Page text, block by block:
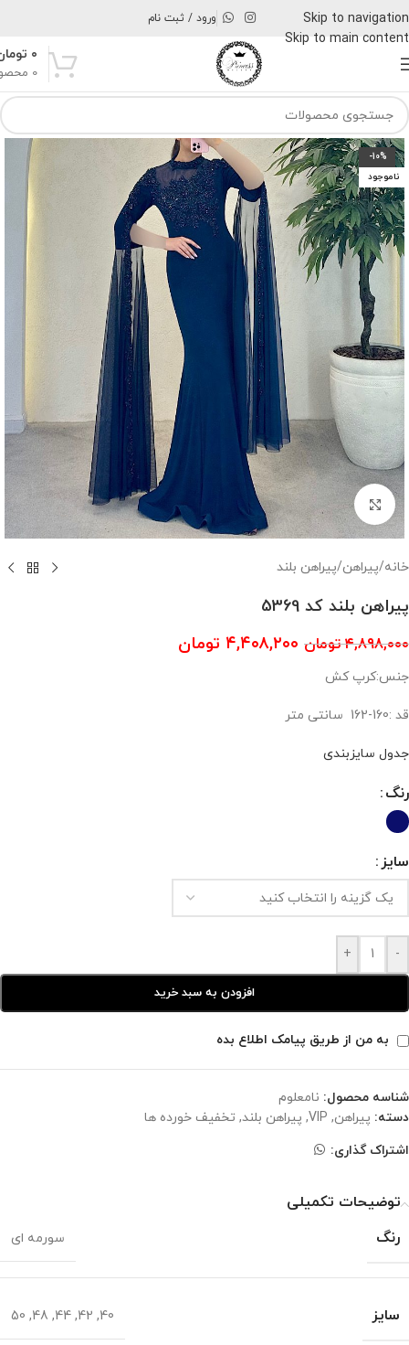
Skip to navigation
Skip to main content
ورود / ثبت نام
0
۰
-10%
ناموجود
بزرگنمایی تصویر
خانه/پیراهن/پیراهن بلند
پیراهن بلند کد 5369
۴,۸۹۸,۰۰۰ تومان ۴,۴۰۸,۲۰۰ تومان
جنس:کرپ کش
قد :160-162 سانتی متر
جدول سایزبندی
رنگ
سایز
-
+
افزودن به سبد خرید
به من از طریق پیامک اطلاع بده
شناسه محصول: نامعلوم
دسته: پیراهن,
VIP
, پیراهن بلند, تخفیف خورده ها
اشتراک گذاری:
توضیحات تکمیلی
رنگ
سورمه ای
سایز 40
,
42
,
44
,
48
,
50